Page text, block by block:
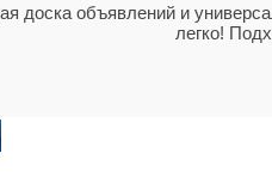
доска объявлений и
легко!